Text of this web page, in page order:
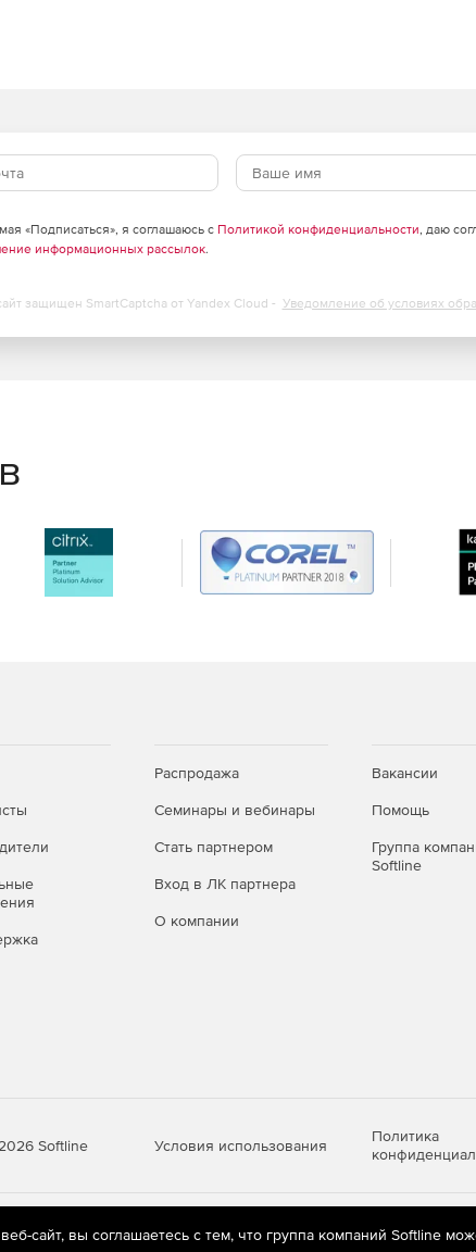
«Подписаться», я соглашаюсь с Политикой конфиденциальности, даю
информационных рассылок.
защищен SmartCaptcha от Yandex Cloud - Уведомление об условиях
Распродажа
Семинары и вебинары
Стать партнером
Вход в ЛК партнера
О компании
Вакансии
Помощь
Группа
Softline
Softline Условия использования
Политика
технологии(информационные технологии
пользователей сети «Интернет», находящихся на
сайт, вы соглашаетесь с тем, что группа компаний Softline